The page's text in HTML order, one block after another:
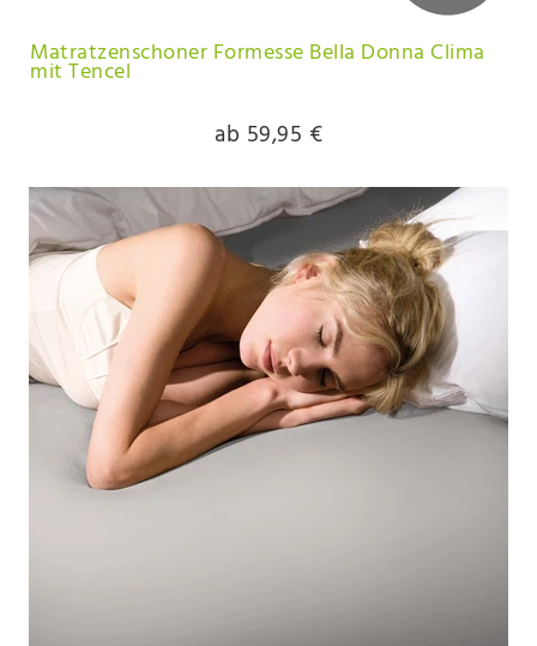
Matratzenschoner Formesse Bella Donna Clima
mit Tencel
ab 59,95 €